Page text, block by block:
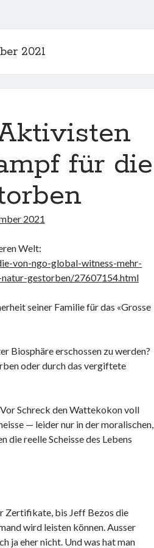
2021
für die
2021
Welt:
von-ngo-global-witness-mehr-
gestorben/27607154.html
seiner Familie für das «Grosse
Biosphäre erschossen zu werden?
oder durch das vergiftete
Schreck den Wattekokon voll
— leider nur in der moralischen,
die reelle Scheisse des Lebens
Zertifikate, bis Jeff Bezos die
wird leisten können. Ausser
ja eher nicht. Und was hat man